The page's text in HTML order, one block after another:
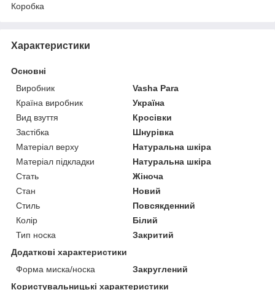
Коробка
Характеристики
Основні
Виробник
Vasha Para
Країна виробник
Україна
Вид взуття
Кросівки
Застібка
Шнурівка
Матеріал верху
Натуральна шкіра
Матеріал підкладки
Натуральна шкіра
Стать
Жіноча
Стан
Новий
Стиль
Повсякденний
Колір
Білий
Тип носка
Закритий
Додаткові характеристики
Форма миска/носка
Закруглений
Користувальницькі характеристики